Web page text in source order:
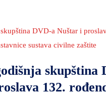
DVD-a Nuštar i
sustava civilne zaštite
skupština
132.